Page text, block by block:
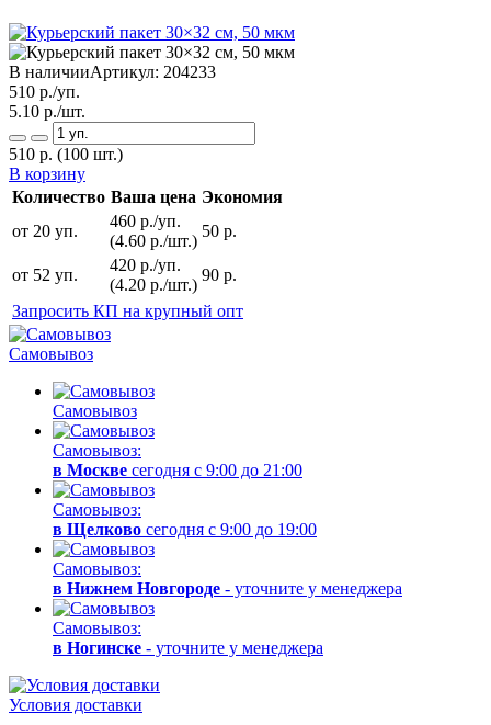
В наличииАртикул: 204233
510 р./уп.
5.10 р./шт.
510 р. (100 шт.)
В корзину
Количество Ваша цена Экономия
от 20 уп.
460 р./уп.
(4.60 р./шт.)
50 р.
от 52 уп.
420 р./уп.
(4.20 р./шт.)
90 р.
Запросить КП на крупный опт
Самовывоз
Самовывоз
Самовывоз:
в Москве сегодня с 9:00 до 21:00
Самовывоз:
в Щелково сегодня с 9:00 до 19:00
Самовывоз:
в Нижнем Новгороде - уточните у менеджера
Самовывоз:
в Ногинске - уточните у менеджера
Условия доставки